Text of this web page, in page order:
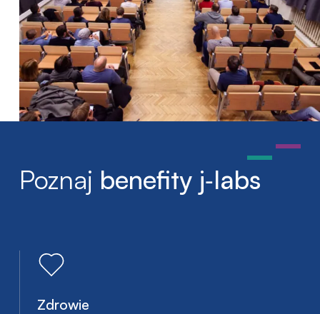
Poznaj benefity j‑labs
Zdrowie